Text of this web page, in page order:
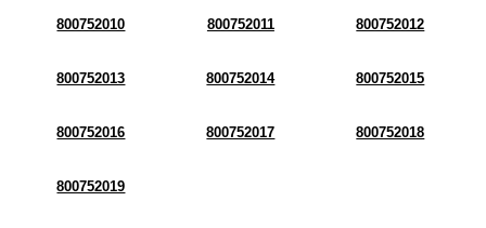
800752010 800752011 800752012
800752013 800752014 800752015
800752016 800752017 800752018
800752019